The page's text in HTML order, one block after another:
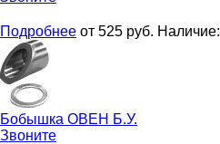
Подробнее от 525 руб. Наличие:
Бобышка ОВЕН Б.У.
Звоните